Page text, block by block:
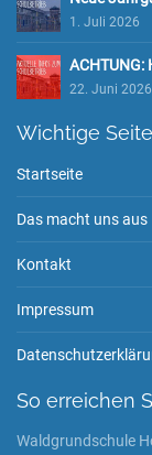
1. Juli 2026
ACHTUNG:
22. Juni 2026
Wichtige
Startseite
Das macht uns aus
Kontakt
Impressum
So erreichen
Waldgrundschule